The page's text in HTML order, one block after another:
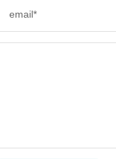
COMMERCES
email*